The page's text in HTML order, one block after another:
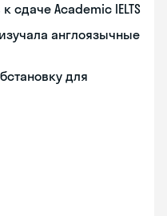
сдаче Academic IELTS
англоязычные
для